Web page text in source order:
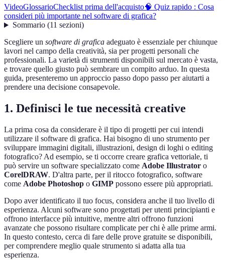
VideoGlossarioChecklist prima dell'acquisto🧠 Quiz rapido : Cosa
consideri più importante nel software di grafica?
Sommario(11 sezioni)
Scegliere un software di grafica adeguato è essenziale per chiunque
lavori nel campo della creatività, sia per progetti personali che
professionali. La varietà di strumenti disponibili sul mercato è vasta,
e trovare quello giusto può sembrare un compito arduo. In questa
guida, presenteremo un approccio passo dopo passo per aiutarti a
prendere una decisione consapevole.
1. Definisci le tue necessità creative
La prima cosa da considerare è il tipo di progetti per cui intendi
utilizzare il software di grafica. Hai bisogno di uno strumento per
sviluppare immagini digitali, illustrazioni, design di loghi o editing
fotografico? Ad esempio, se ti occorre creare grafica vettoriale, ti
può servire un software specializzato come Adobe Illustrator o
CorelDRAW. D'altra parte, per il ritocco fotografico, software
come Adobe Photoshop o GIMP possono essere più appropriati.
Dopo aver identificato il tuo focus, considera anche il tuo livello di
esperienza. Alcuni software sono progettati per utenti principianti e
offrono interfacce più intuitive, mentre altri offrono funzioni
avanzate che possono risultare complicate per chi è alle prime armi.
In questo contesto, cerca di fare delle prove gratuite se disponibili,
per comprendere meglio quale strumento si adatta alla tua
esperienza.